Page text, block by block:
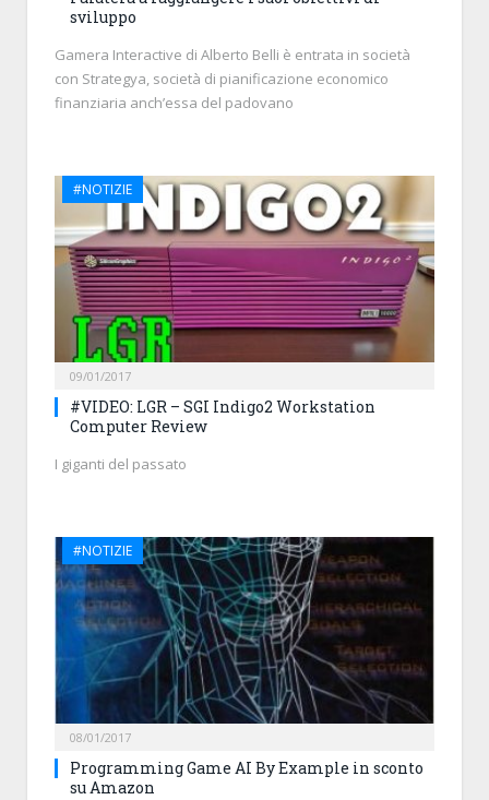
sviluppo
Gamera Interactive di Alberto Belli è entrata in società
con Strategya, società di pianificazione economico
finanziaria anch’essa del padovano
#NOTIZIE
09/01/2017
#VIDEO: LGR – SGI Indigo2 Workstation
Computer Review
I giganti del passato
#NOTIZIE
08/01/2017
Programming Game AI By Example in sconto
su Amazon